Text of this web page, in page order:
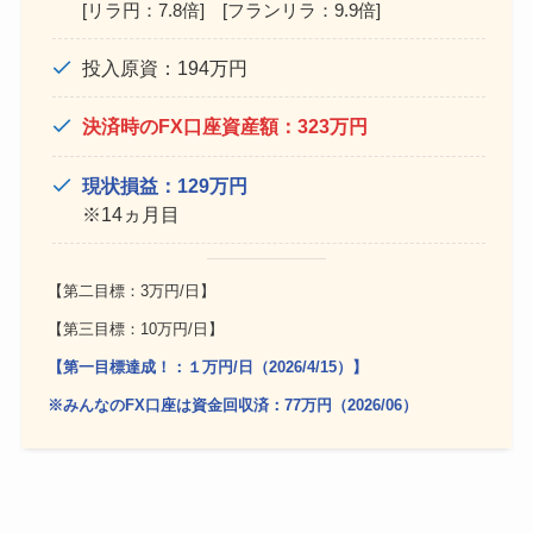
[リラ円：7.8倍] [フランリラ：9.9倍]
投入原資：194万円
決済時のFX口座資産額：323万円
現状損益：129万円
※14ヵ月目
【第二目標：3万円/日】
【第三目標：10万円/日】
【第一目標達成！：１万円/日（2026/4/15）】
※みんなのFX口座は資金回収済：77万円（2026/06）